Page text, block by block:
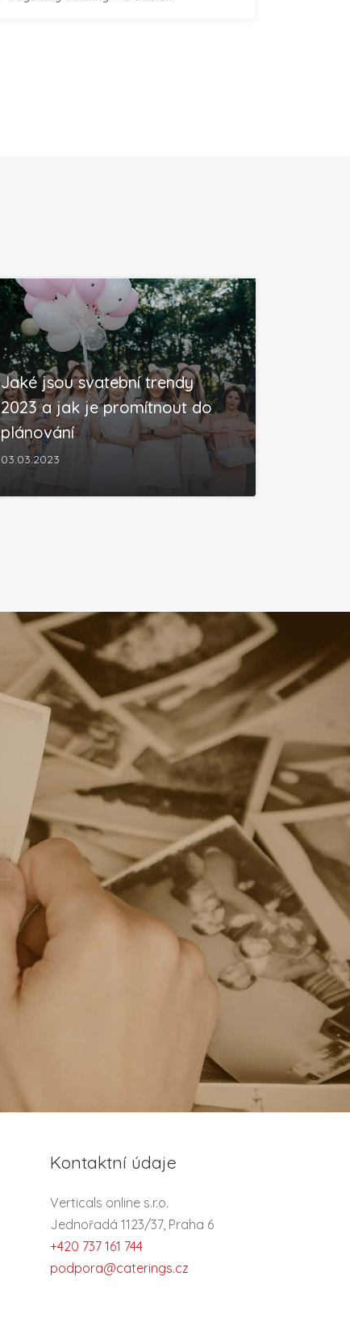
Jaké jsou svatební trendy
2023 a jak je promítnout do
plánování
03.03.2023
Kontaktní údaje
Verticals online s.r.o.
Jednořadá 1123/37, Praha 6
+420 737 161 744
podpora@caterings.cz